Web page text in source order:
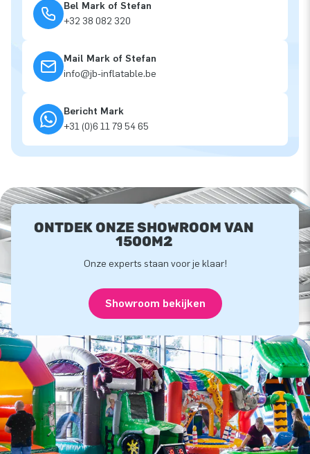
Bel Mark of Stefan
+32 38 082 320
Mail Mark of Stefan
info@jb-inflatable.be
Bericht Mark
+31 (0)6 11 79 54 65
ONTDEK ONZE SHOWROOM VAN
1500M2
Onze experts staan voor je klaar!
Showroom bekijken